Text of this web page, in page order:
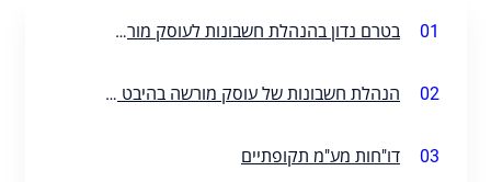
01 בטרם נדון בהנהלת חשבונות לעוסק מורשה, מהו עוסק מורשה?
02 הנהלת חשבונות של עוסק מורשה בהיבט המע"מ
03 דו"חות מע"מ תקופתיים